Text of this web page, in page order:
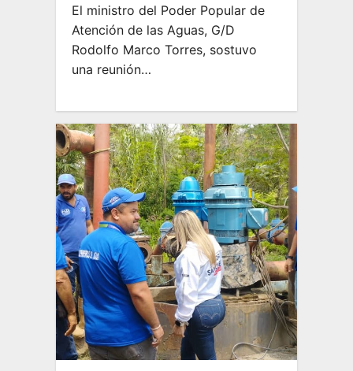
El ministro del Poder Popular de
Atención de las Aguas, G/D
Rodolfo Marco Torres, sostuvo
una reunión…